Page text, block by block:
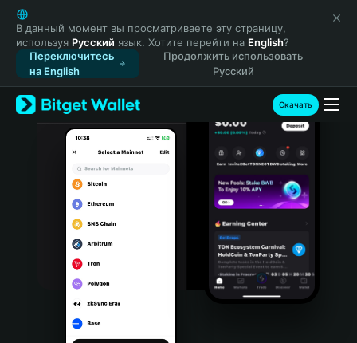
English
日本語
Tiếng Việt
Русский
Español (Latinoamérica)
Türkçe
Italiano
Português (Portugal)
Bahasa Indonesia
Português (Brasil)
В данный момент вы просматриваете эту страницу,
используя Русский язык. Хотите перейти на English?
Переключитесь
на English
Продолжить использовать
Русский
Скачать